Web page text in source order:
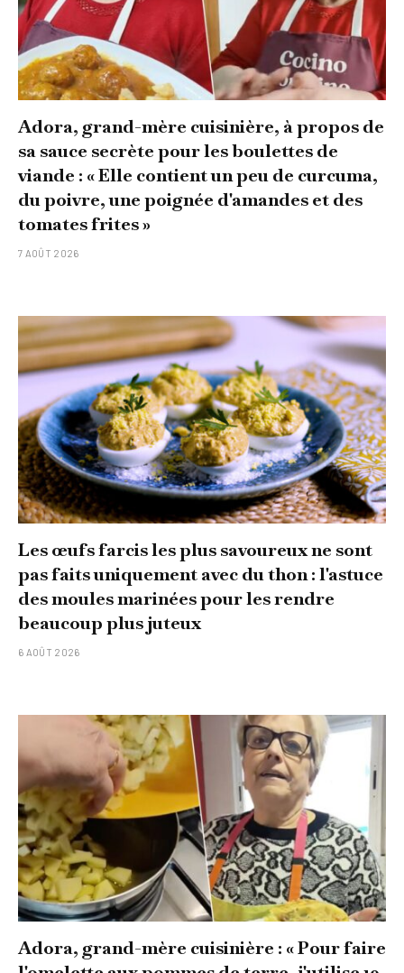
Adora, grand-mère cuisinière, à propos de
sa sauce secrète pour les boulettes de
viande : « Elle contient un peu de curcuma,
du poivre, une poignée d'amandes et des
tomates frites »
7 AOÛT 2026
Les œufs farcis les plus savoureux ne sont
pas faits uniquement avec du thon : l'astuce
des moules marinées pour les rendre
beaucoup plus juteux
6 AOÛT 2026
Adora, grand-mère cuisinière : « Pour faire